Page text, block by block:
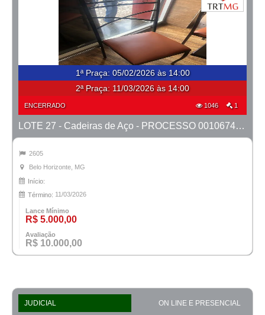
1ª Praça: 05/02/2026 às 14:00
2ª Praça: 11/03/2026 às 14:00
ENCERRADO 1046 1
LOTE 27 - Cadeiras de Aço - PROCESSO 0010674-80.2023-15ª BH
2605
Belo Horizonte, MG
Início:
Término: 11/03/2026
Lance Mínimo
R$ 5.000,00
Avaliação
R$ 10.000,00
JUDICIAL ON LINE E PRESENCIAL